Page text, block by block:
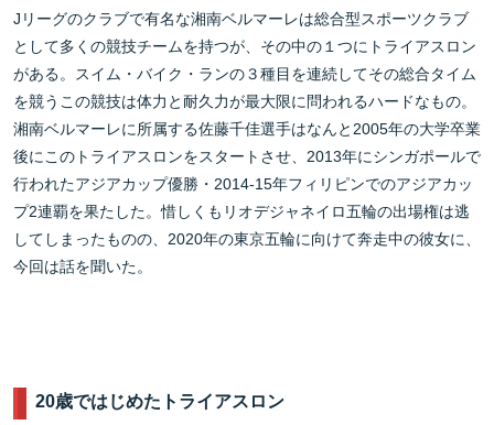
Jリーグのクラブで有名な湘南ベルマーレは総合型スポーツクラブ
として多くの競技チームを持つが、その中の１つにトライアスロン
がある。スイム・バイク・ランの３種目を連続してその総合タイム
を競うこの競技は体力と耐久力が最大限に問われるハードなもの。
湘南ベルマーレに所属する佐藤千佳選手はなんと2005年の大学卒業
後にこのトライアスロンをスタートさせ、2013年にシンガポールで
行われたアジアカップ優勝・2014-15年フィリピンでのアジアカッ
プ2連覇を果たした。惜しくもリオデジャネイロ五輪の出場権は逃
してしまったものの、2020年の東京五輪に向けて奔走中の彼女に、
今回は話を聞いた。
20歳ではじめたトライアスロン